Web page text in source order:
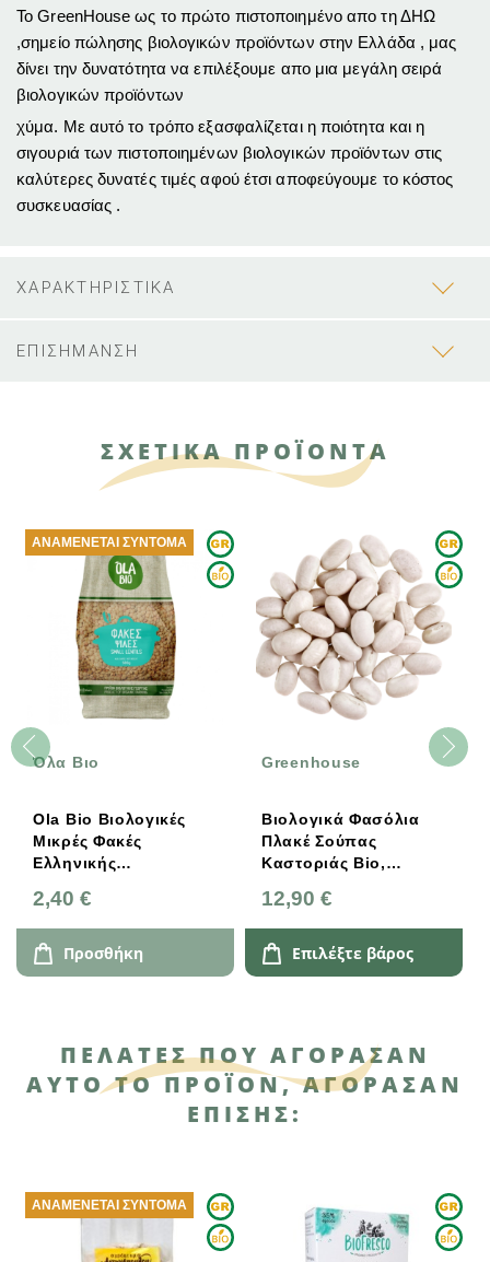
Το GreenHouse ως το πρώτο πιστοποιημένο απο τη ΔΗΩ
,σημείο πώλησης βιολογικών προϊόντων στην Ελλάδα , μας
δίνει την δυνατότητα να επιλέξουμε απο μια μεγάλη σειρά
βιολογικών προϊόντων
χύμα. Με αυτό το τρόπο εξασφαλίζεται η ποιότητα και η
σιγουριά των πιστοποιημένων βιολογικών προϊόντων στις
καλύτερες δυνατές τιμές αφού έτσι αποφεύγουμε το κόστος
συσκευασίας .
ΧΑΡΑΚΤΗΡΙΣΤΙΚΑ
ΕΠΙΣΗΜΑΝΣΗ
ΣΧΕΤΙΚΑ ΠΡΟΪΟΝΤΑ
Όλα Βιο
Ola Bio Βιολογικές
Μικρές Φακές
Ελληνικής
2,40 €
ΑΝΑΜΈΝΕΤΑΙ ΣΎΝΤΟΜΑ
Προσθήκη
Greenhouse
Βιολογικά Φασόλια
Πλακέ Σούπας
Καστοριάς Bio,
12,90 €
Επιλέξτε βάρος
ΠΕΛΆΤΕΣ ΠΟΥ ΑΓΌΡΑΣΑΝ
ΑΥΤΌ ΤΟ ΠΡΟΪΌΝ, ΑΓΌΡΑΣΑΝ
ΕΠΊΣΗΣ:
ΑΝΑΜΈΝΕΤΑΙ ΣΎΝΤΟΜΑ